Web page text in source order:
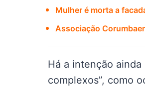
Mulher é morta a
Associação
Há a intenção
complexos”, como